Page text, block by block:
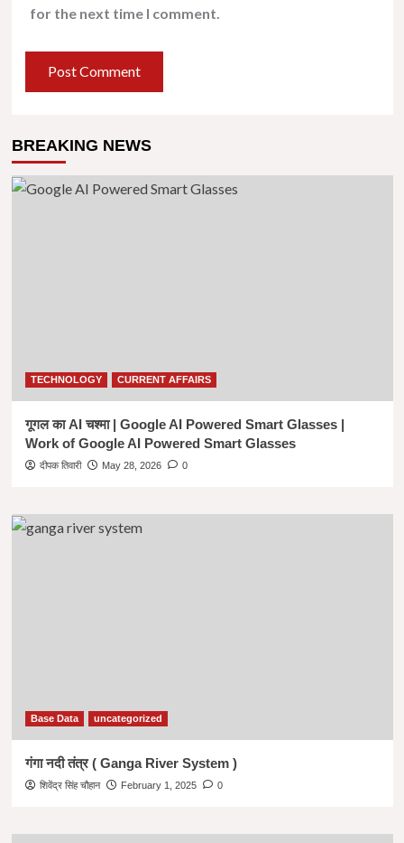
for the next time I comment.
BREAKING NEWS
TECHNOLOGY CURRENT AFFAIRS
गूगल का AI चश्मा | Google AI Powered Smart Glasses |
Work of Google AI Powered Smart Glasses
दीपक तिवारी May 28, 2026 0
Base Data uncategorized
गंगा नदी तंत्र ( Ganga River System )
शिवेंद्र सिंह चौहान February 1, 2025 0